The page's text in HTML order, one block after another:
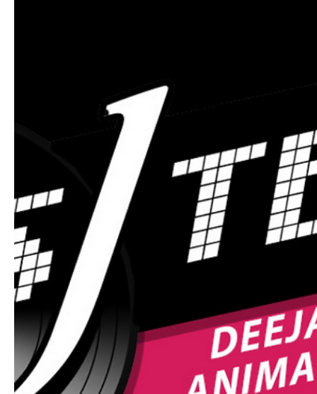
3 min de lecture
Mariage
Orchestre et DJ Live : La Combinaison
Parfaite pour Votre Mariage à Paris
Imaginer un mariage à Paris évoque des images de
et d'élégance, où chaque détail compte pour créer une
inoubliable....